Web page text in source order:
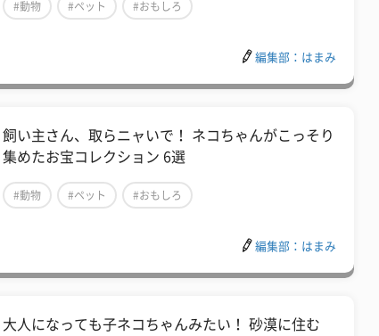
#動物 #ペット #おもしろ
編集部：はまみ
飼い主さん、取らニャいで！ ネコちゃんがこっそり
集めたお宝コレクション 6選
#動物 #ペット #おもしろ
編集部：はまみ
大人になっても子ネコちゃんみたい！ 砂漠に住む